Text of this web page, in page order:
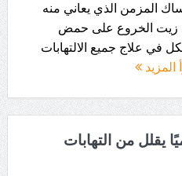
المزمن الذي يعاني منه
زيت الخروع على حمض
في علاج جميع الالتهابات
المزيد
يقلل من التهابات